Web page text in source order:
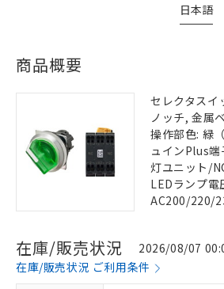
日本語
商品概要
セレクタス
ノッチ, 金属
操作部色: 緑
ュインPlus
灯ユニット/
LEDランプ電
AC200/220/
在庫/販売状況
2026/08/07
在庫/販売状況 ご利用条件